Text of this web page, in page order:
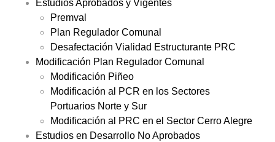
Estudios Aprobados y Vigentes
Premval
Plan Regulador Comunal
Desafectación Vialidad Estructurante PRC
Modificación Plan Regulador Comunal
Modificación Piñeo
Modificación al PCR en los Sectores
Portuarios Norte y Sur
Modificación al PRC en el Sector Cerro Alegre
Estudios en Desarrollo No Aprobados